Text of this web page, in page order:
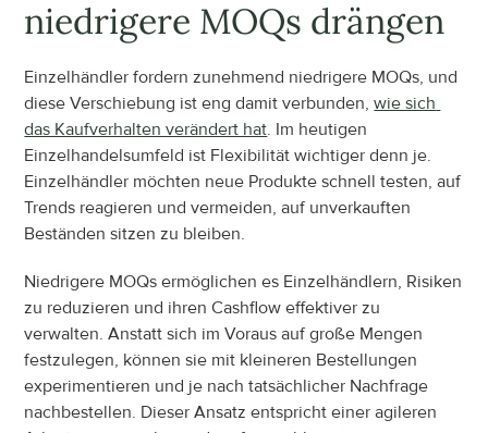
niedrigere MOQs drängen
Einzelhändler fordern zunehmend niedrigere MOQs, und
diese Verschiebung ist eng damit verbunden, wie sich
das Kaufverhalten verändert hat. Im heutigen
Einzelhandelsumfeld ist Flexibilität wichtiger denn je.
Einzelhändler möchten neue Produkte schnell testen, auf
Trends reagieren und vermeiden, auf unverkauften
Beständen sitzen zu bleiben.
Niedrigere MOQs ermöglichen es Einzelhändlern, Risiken
zu reduzieren und ihren Cashflow effektiver zu
verwalten. Anstatt sich im Voraus auf große Mengen
festzulegen, können sie mit kleineren Bestellungen
experimentieren und je nach tatsächlicher Nachfrage
nachbestellen. Dieser Ansatz entspricht einer agileren